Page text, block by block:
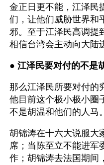
金正日更不能，江泽民
们，让他们威胁世界和
邪。至于江泽民高调提
相信台湾会主动向大陆
● 江泽民要对付的不是
那么江泽民所要对付的
他目前这个极小极小圈
不是胡温和他们的人马。
胡锦涛在十六大说服大
席；当陈至立不能进军
作；胡锦涛去法国期间